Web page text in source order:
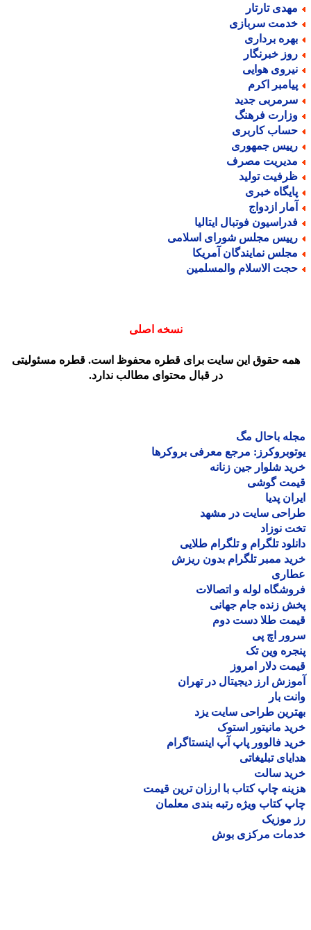
تارتار
سربازی
برداری
خبرنگار
هوایی
اکرم
جدید
فرهنگ
کاربری
جمهوری
مصرف
تولید
خبری
ازدواج
فوتبال ایتالیا
مجلس شورای اسلامی
نمایندگان آمریکا
الاسلام والمسلمین
نسخه اصلی
حقوق این سایت برای قطره محفوظ است. قطره مسئولیتی
در قبال محتوای مطالب ندارد.
باحال مگ
مرجع معرفی بروکرها
شلوار جین زنانه
گوشی
پدیا
سایت در مشهد
نوزاد
تلگرام و تلگرام طلایی
ممبر تلگرام بدون ریزش
لوله و اتصالات
زنده جام جهانی
طلا دست دوم
اچ پی
وین تک
دلار امروز
ارز دیجیتال در تهران
بار
طراحی سایت یزد
مانیتور استوک
فالوور پاپ آپ اینستاگرام
تبلیغاتی
سالت
چاپ کتاب با ارزان ترین قیمت
کتاب ویژه رتبه بندی معلمان
موزیک
مرکزی بوش